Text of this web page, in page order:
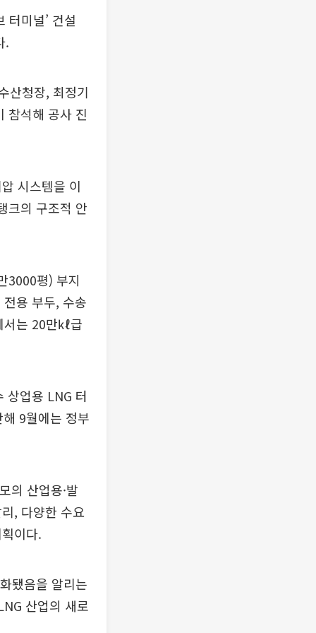
터미널’ 건설
.
산청장, 최정기
참석해 공사 진
시스템을 이
크의 구조적 안
3000평) 부지
용 부두, 수송
는 20만㎘급
상업용 LNG 터
9월에는 정부
의 산업용·발
, 다양한 수요
이다.
됐음을 알리는
산업의 새로